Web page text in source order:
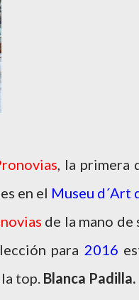
, la primera
en el Museu d´Art
de la mano de
para 2016
top. Blanca Padilla.